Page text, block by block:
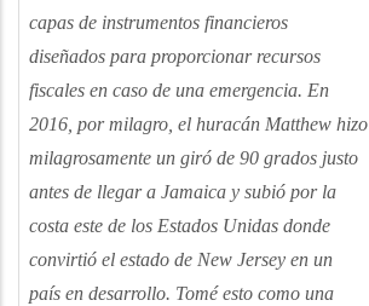
capas de instrumentos financieros
diseñados para proporcionar recursos
fiscales en caso de una emergencia. En
2016, por milagro, el huracán Matthew hizo
milagrosamente un giró de 90 grados justo
antes de llegar a Jamaica y subió por la
costa este de los Estados Unidas donde
convirtió el estado de New Jersey en un
país en desarrollo. Tomé esto como una